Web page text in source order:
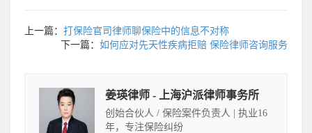
上一篇： 打保险官司律师聊保险中的信息不对称
下一篇： 如何应对先天性疾病拒赔 保险律师咨询服务
姜瑛律师 - 上海沪派律师事务所
创始合伙人 / 保险案件负责人 | 执业16
年，专注保险纠纷